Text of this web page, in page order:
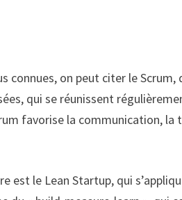
connues, on peut citer le
qui se réunissent
favorise la communication,
est le Lean Startup, qui